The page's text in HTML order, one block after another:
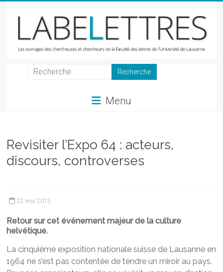
LabeLettres
et
chercheurs
de
des
Menu
Revisiter l’Expo 64 : acteurs,
discours, controverses
22 mai 2015
Retour sur cet événement majeur de la culture
helvétique.
La cinquième exposition nationale suisse de Lausanne en
1964 ne s’est pas contentée de tendre un miroir au pays.